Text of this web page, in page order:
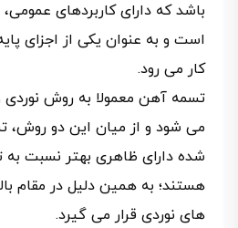
باشد که دارای کاربردهای
است و به عنوان یکی از اجزای
کار می رود.
تسمه آهن معمولا به روش نوردی
می شود و از میان این دو روش،
شده دارای ظاهری بهتر نسبت
هستند؛ به همین دلیل در مقام
های نوردی قرار می گیرد.